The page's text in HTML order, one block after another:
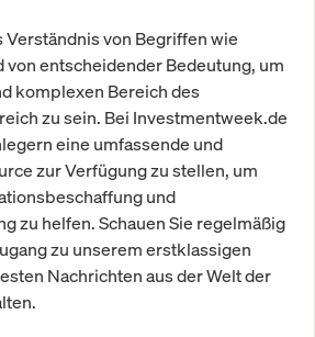
Verständnis von Begriffen wie
entscheidender Bedeutung, um
komplexen Bereich des
zu sein. Bei Investmentweek.de
eine umfassende und
zur Verfügung zu stellen, um
und
zu helfen. Schauen Sie regelmäßig
zu unserem erstklassigen
Nachrichten aus der Welt der